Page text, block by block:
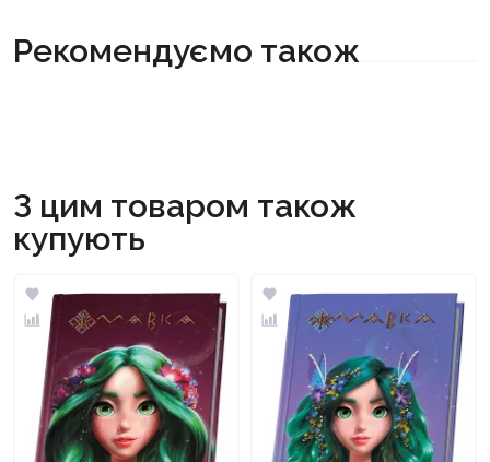
Рекомендуємо також
З цим товаром також
купують